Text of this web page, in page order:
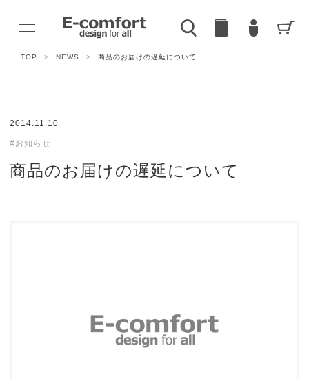
TOP > NEWS > 商品のお届けの遅延について
2014.11.10
#お知らせ
商品のお届けの遅延について